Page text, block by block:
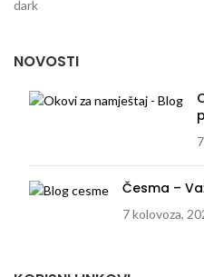
NOVOSTI
Česma –
7 kolovoza,